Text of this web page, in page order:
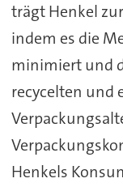
trägt Henkel
indem es die
minimiert und
recycelten und
Henkels